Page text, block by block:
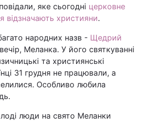
яке сьогодні церковне
відзначають християни.
народних назв - Щедрий
Меланка. У його святкуванні
та християнські
31 грудня не працювали, а
Особливо любила
люди на свято Меланки